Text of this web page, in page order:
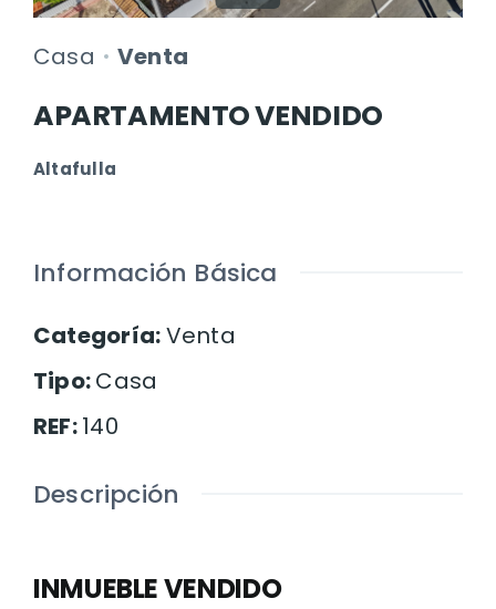
Casa Venta
APARTAMENTO VENDIDO
Altafulla
Información Básica
Categoría:Venta
Tipo:Casa
REF:140
Descripción
INMUEBLE VENDIDO